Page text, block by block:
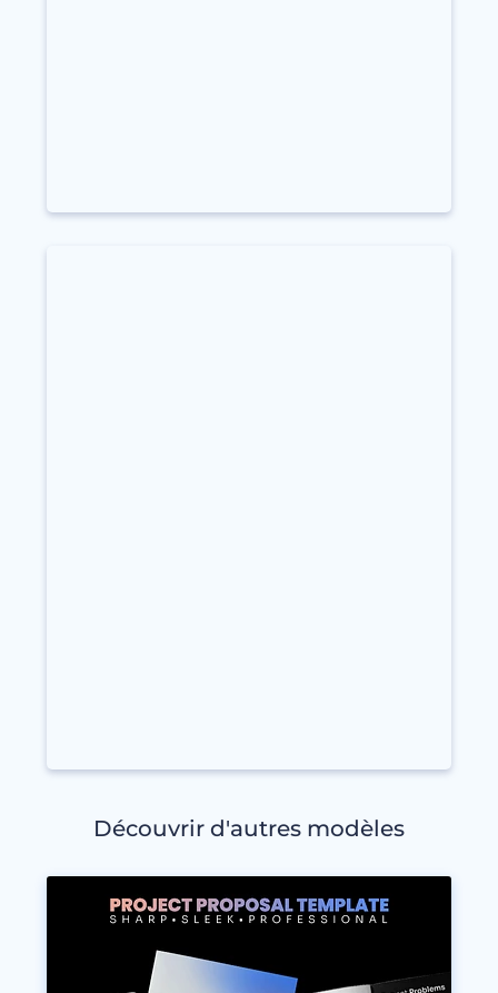
Découvrir d'autres modèles